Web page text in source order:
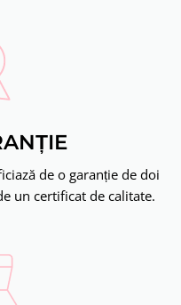
de o garanție de doi
un certificat de calitate.